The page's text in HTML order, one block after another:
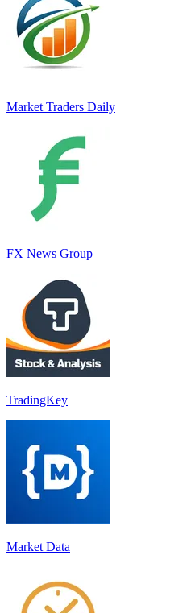
Market Traders Daily
FX News Group
TradingKey
Market Data